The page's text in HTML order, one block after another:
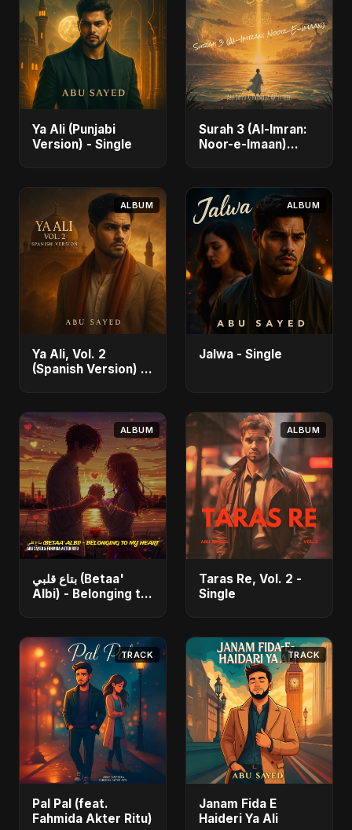
Ya Ali (Punjabi
Version) - Single
Surah 3 (Al-Imran:
Noor-e-Imaan)
ALBUM
Ya Ali, Vol. 2
(Spanish Version) -
ALBUM
Jalwa - Single
ALBUM
بتاع قلبي (Betaa'
Albi) - Belonging to
ALBUM
Taras Re, Vol. 2 -
Single
TRACK
Pal Pal (feat.
Fahmida Akter Ritu)
TRACK
Janam Fida E
Haideri Ya Ali